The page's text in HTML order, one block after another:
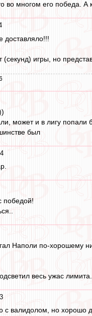
во многом его победа.
доставляло!!!
(секунд) игры, но
может и в лигу попали
был
победой!
Наполи по-хорошему
весь ужас
но хорошо